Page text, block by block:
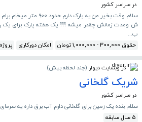
در سراسر کشور
سلام وقت بخیر من یه پارک
ش و‌مدت زمانش چقدر میشه ؟؟؟ یک هفته پارک برای یک
ب...
حقوق 300,000 - 1,000,000 تومان
امکان دورکاری
در وبسایت دیوار (چند لحظه پیش)
شریک گلخانی
در سراسر کشور
سلام بنده یک زمین برای گلخانی دارم آب برق داره یه
5 سال سابقه